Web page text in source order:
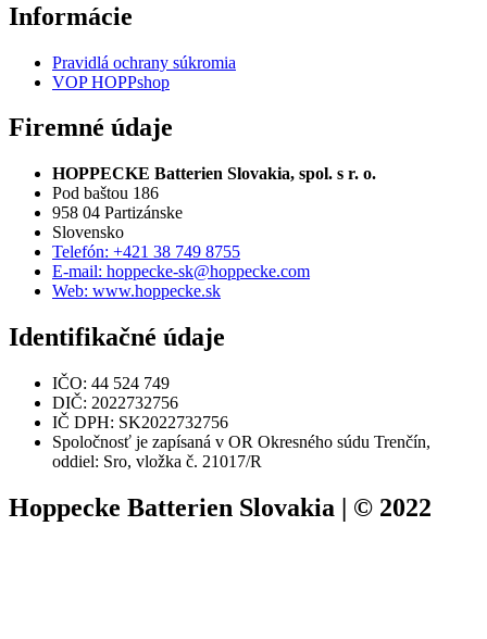
Informácie
Pravidlá ochrany súkromia
VOP HOPPshop
Firemné údaje
HOPPECKE Batterien Slovakia, spol. s r. o.
Pod baštou 186
958 04 Partizánske
Slovensko
Telefón: +421 38 749 8755
E-mail: hoppecke-sk@hoppecke.com
Web: www.hoppecke.sk
Identifikačné údaje
IČO: 44 524 749
DIČ: 2022732756
IČ DPH: SK2022732756
Spoločnosť je zapísaná v OR Okresného súdu Trenčín,
oddiel: Sro, vložka č. 21017/R
Hoppecke Batterien Slovakia | © 2022